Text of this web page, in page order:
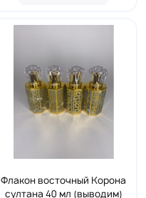
Флакон восточный Корона
султана 40 мл (выводим)